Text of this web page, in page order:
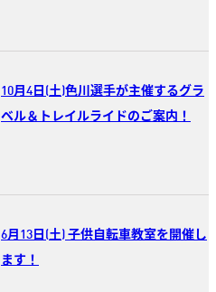
10月4日(土)色川選手が主催するグラ
ベル＆トレイルライドのご案内！
6月13日(土) 子供自転車教室を開催し
ます！